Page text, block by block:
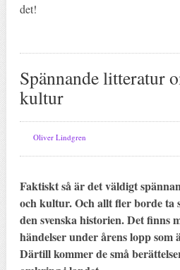
det!
Spännande litteratur
kultur
Oliver Lindgren
Faktiskt så är det väldigt
och kultur. Och allt fler borde ta
den svenska historien. Det finns
händelser under årens lopp som
Därtill kommer de små